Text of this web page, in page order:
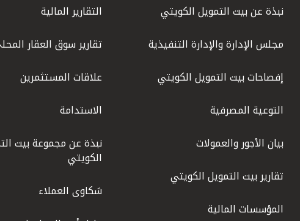
نبذة عن بيت التمويل الكويتي
مجلس الإدارة والإدارة التنفيذية
إفصاحات بيت التمويل الكويتي
التوعية المصرفية
بيان الأجور والعمولات
تقارير بيت التمويل الكويتي
المؤسسات المالية
التقارير المالية
تقارير سوق العقار
علاقات المستثمرين
الاستدامة
نبذة عن مجموعة بيت
الكويتي
شكاوى العملاء